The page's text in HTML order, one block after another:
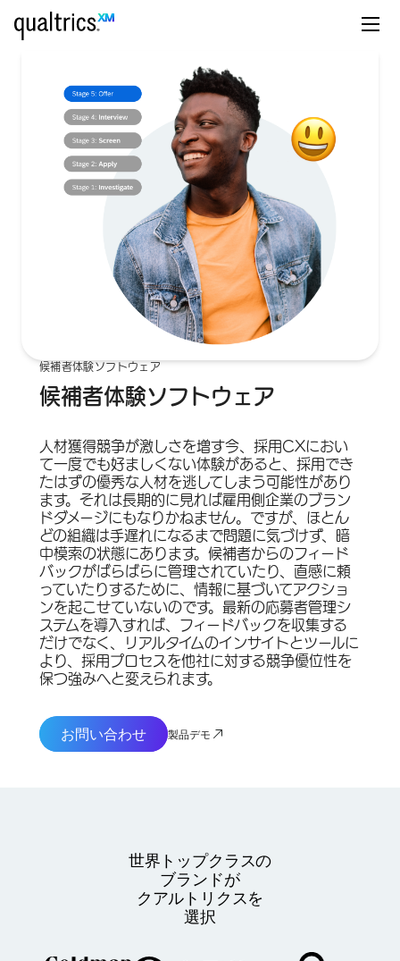
候補者体験ソフトウェア
候補者体験ソフトウェア
人材獲得競争が激しさを増す今、採用CXにおい
て一度でも好ましくない体験があると、採用でき
たはずの優秀な人材を逃してしまう可能性があり
ます。それは長期的に見れば雇用側企業のブラン
ドダメージにもなりかねません。ですが、ほとん
どの組織は手遅れになるまで問題に気づけず、暗
中模索の状態にあります。候補者からのフィード
バックがばらばらに管理されていたり、直感に頼
っていたりするために、情報に基づいてアクショ
ンを起こせていないのです。最新の応募者管理シ
ステムを導入すれば、フィードバックを収集する
だけでなく、リアルタイムのインサイトとツールに
より、採用プロセスを他社に対する競争優位性を
保つ強みへと変えられます。
お問い合わせ 製品デモ
世界トップクラスの
ブランドが
クアルトリクスを
選択